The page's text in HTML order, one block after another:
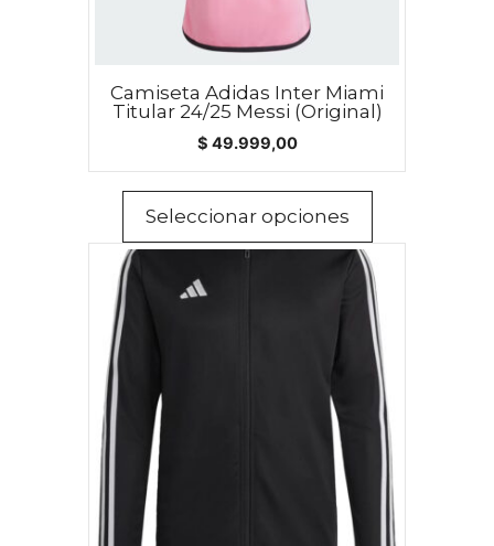
Camiseta Adidas Inter Miami
Titular 24/25 Messi (Original)
$ 49.999,00
Seleccionar opciones
página
Este
producto
tiene
múltiples
variantes.
Las
opciones
se
pueden
elegir
en